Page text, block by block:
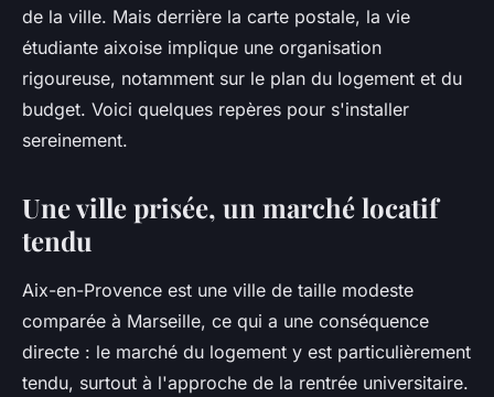
de la ville. Mais derrière la carte postale, la vie
étudiante aixoise implique une organisation
rigoureuse, notamment sur le plan du logement et du
budget. Voici quelques repères pour s'installer
sereinement.
Une ville prisée, un marché locatif
tendu
Aix-en-Provence est une ville de taille modeste
comparée à Marseille, ce qui a une conséquence
directe : le marché du logement y est particulièrement
tendu, surtout à l'approche de la rentrée universitaire.